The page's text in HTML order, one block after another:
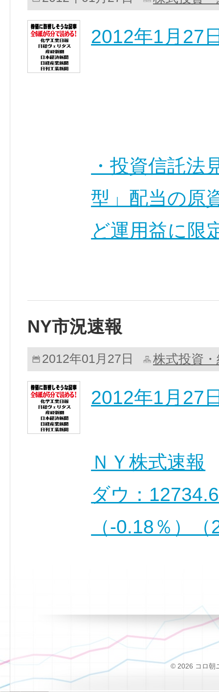
2012年1月27
・投資信託法
型」配当の原
ど運用益に
NY市況速報
2012年01月27日 株式投資
2012年1月27
ＮＹ株式速報
ダウ：
（-0.18％）
© 2026 コロ朝